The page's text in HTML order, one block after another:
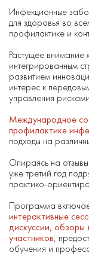
Инфекционные
для здоровья во
профилактике и
Растущее внимание
интегрированным
развитием
интерес к
управления
Международное
профилактике
подходы на
Опираясь на
уже третий год
практико-
Программа
интерактивные
дискуссии,
участников,
обучения и